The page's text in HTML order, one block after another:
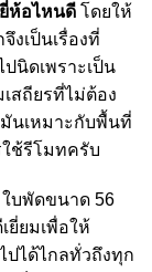
ห้อไหนดี โดยให้
เป็นเรื่องที่
นิดเพราะเป็น
สถียรที่ไม่ต้อง
นเหมาะกับพื้นที่
ช้รีโมทครับ
บพัดขนาด 56
ยี่ยมเพื่อให้
ปได้ไกลทั่วถึงทุก